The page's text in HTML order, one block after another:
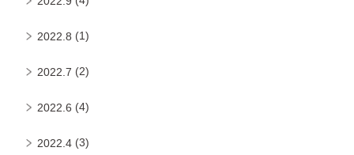
2022.8 (1)
2022.7 (2)
2022.6 (4)
2022.4 (3)